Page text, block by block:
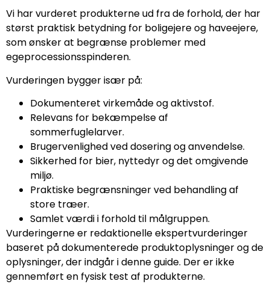
Vi har vurderet produkterne ud fra de forhold, der har
størst praktisk betydning for boligejere og haveejere,
som ønsker at begrænse problemer med
egeprocessionsspinderen.
Vurderingen bygger især på:
Dokumenteret virkemåde og aktivstof.
Relevans for bekæmpelse af
sommerfuglelarver.
Brugervenlighed ved dosering og anvendelse.
Sikkerhed for bier, nyttedyr og det omgivende
miljø.
Praktiske begrænsninger ved behandling af
store træer.
Samlet værdi i forhold til målgruppen.
Vurderingerne er redaktionelle ekspertvurderinger
baseret på dokumenterede produktoplysninger og de
oplysninger, der indgår i denne guide. Der er ikke
gennemført en fysisk test af produkterne.